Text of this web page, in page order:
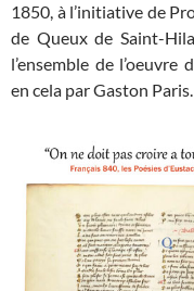
1850, à l’initiative de
de Queux de Saint-
l’ensemble de l’oeuvre
en cela par Gaston Paris.